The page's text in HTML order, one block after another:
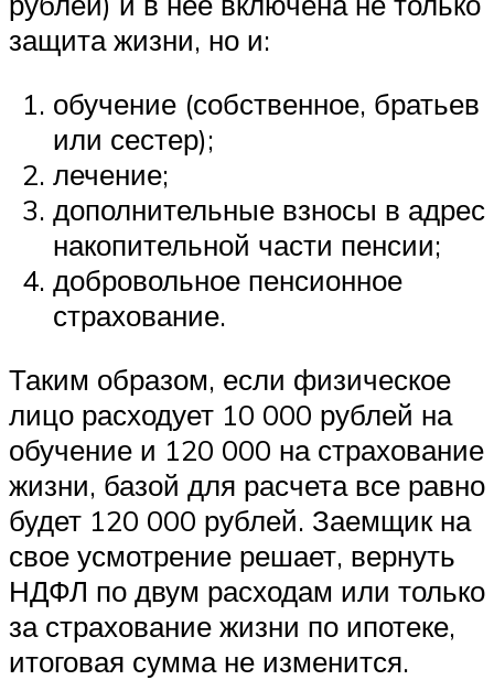
защита жизни, но и:
обучение (собственное, братьев
или сестер);
лечение;
дополнительные взносы в адрес
накопительной части пенсии;
добровольное пенсионное
страхование.
Таким образом, если физическое
лицо расходует 10 000 рублей на
обучение и 120 000 на страхование
жизни, базой для расчета все равно
будет 120 000 рублей. Заемщик на
свое усмотрение решает, вернуть
НДФЛ по двум расходам или только
за страхование жизни по ипотеке,
итоговая сумма не изменится.